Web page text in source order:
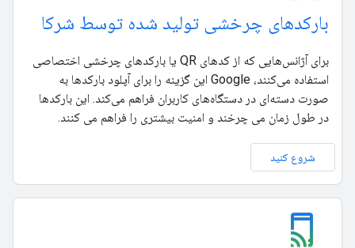
بارکدهای چرخشی تولید شده توسط شرکا
برای آژانس‌هایی که از کدهای QR یا بارکدهای چرخشی اختصاصی
استفاده می‌کنند، Google این گزینه را برای آپلود بارکدها به
صورت دسته‌ای در دستگاه‌های کاربران فراهم می‌کند. این بارکدها
در طول زمان می چرخند و امنیت بیشتری را فراهم می کنند.
شروع کنید